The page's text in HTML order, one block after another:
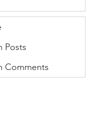
Posts
Comments